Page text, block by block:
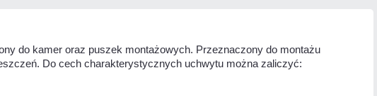
do kamer oraz puszek montażowych. Przeznaczony do montażu
Do cech charakterystycznych uchwytu można zaliczyć: